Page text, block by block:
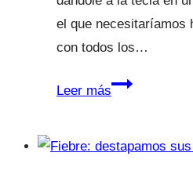
el que necesitaríamos
con todos los…
Leer másAlimentación
qué